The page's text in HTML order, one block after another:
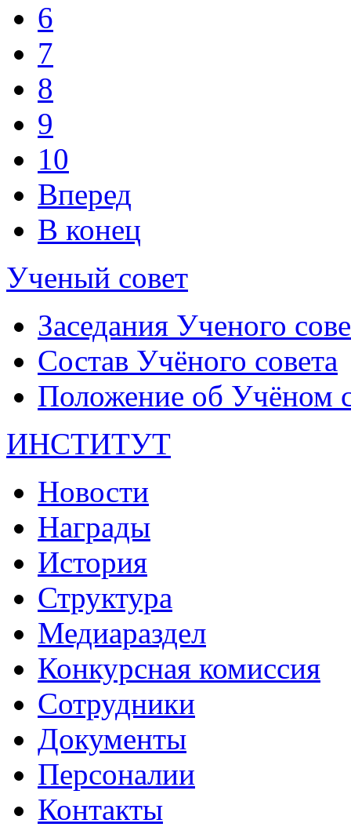
6
7
8
9
10
Вперед
В конец
Ученый совет
Заседания Ученого
Состав Учёного совета
Положение об Учёном
ИНСТИТУТ
Новости
Награды
История
Структура
Медиараздел
Конкурсная комиссия
Сотрудники
Документы
Персоналии
Контакты